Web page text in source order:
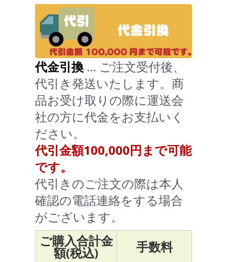
代金引換 … ご注文受付後、
代引き発送いたします。商
品お受け取りの際に運送会
社の方に代金をお支払いく
ださい。
代引金額100,000円まで可能
です。
代引きのご注文の際は本人
確認の電話連絡をする場合
がございます。
ご購入合計金
額(税込)
手数料